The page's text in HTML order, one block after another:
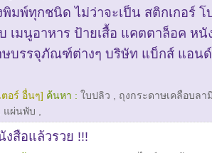
พิมพ์ทุกชนิด ไม่ว่าจะเป็น สติกเกอร์ โ
เมนูอาหาร ป้ายเสื้อ แคตตาล็อค หนั
ษบรรจุภัณฑ์ต่างๆ บริษัท แบ็กส์ แอน
อร์ อื่นๆ] ค้นหา : ใบปลิว
ถุงกระดาษเคลือบลา
แผ่นพับ
สือแล้วรวย !!!